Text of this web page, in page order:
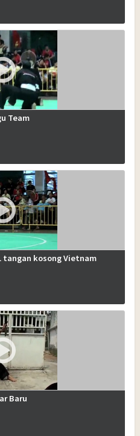
Team
tangan kosong Vietnam
Baru